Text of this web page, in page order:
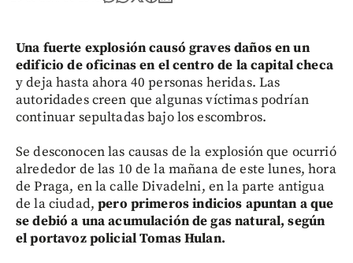
Una fuerte explosión causó graves daños en un
edificio de oficinas en el centro de la capital checa
y deja hasta ahora 40 personas heridas. Las
autoridades creen que algunas víctimas podrían
continuar sepultadas bajo los escombros.
Se desconocen las causas de la explosión que ocurrió
alrededor de las 10 de la mañana de este lunes, hora
de Praga, en la calle Divadelni, en la parte antigua
de la ciudad,pero primeros indicios apuntan a que
se debió a una acumulación de gas natural, según
el portavoz policial Tomas Hulan.